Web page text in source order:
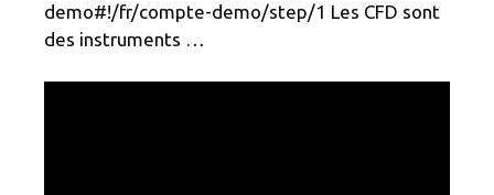
demo#!/fr/compte-demo/step/1 Les CFD sont
des instruments …